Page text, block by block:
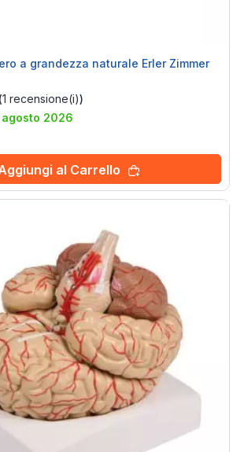
a grandezza naturale Erler Zimmer
(1 recensione(i))
agosto 2026
al Carrello